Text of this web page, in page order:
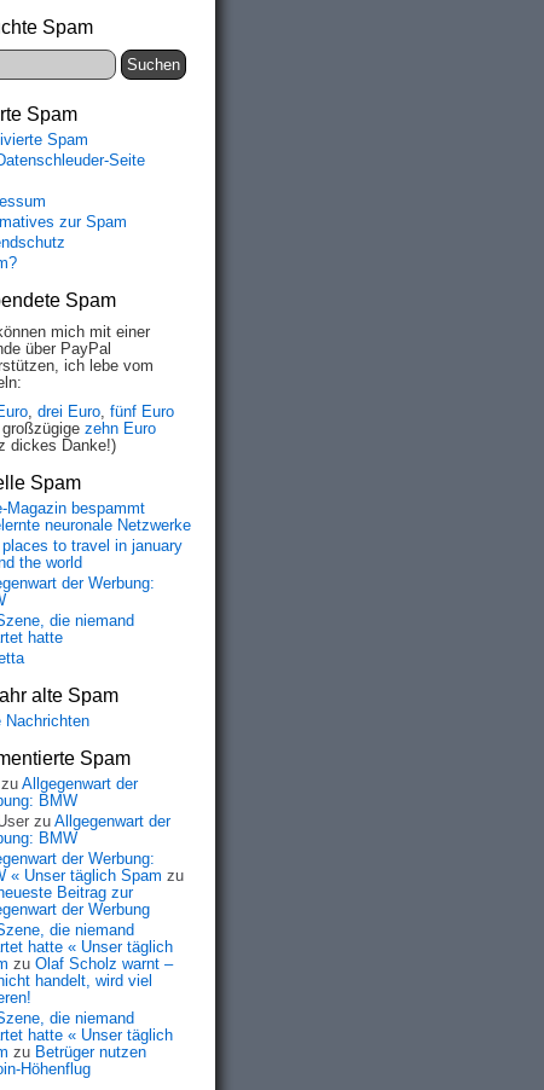
Spam
Spam
Spam
Seite
zur Spam
Spam
mich mit einer
über PayPal
ich lebe vom
, drei Euro, fünf Euro
zehn Euro
dickes Danke!)
Spam
Magazin bespammt
neuronale Netzwerke
places to travel in january
the world
der Werbung:
die niemand
hatte
alte Spam
Nachrichten
Spam
zu Allgegenwart der
BMW
zu Allgegenwart der
BMW
der Werbung:
« Unser täglich Spam zu
Beitrag zur
der Werbung
die niemand
hatte « Unser täglich
zu Olaf Scholz warnt –
handelt, wird viel
die niemand
hatte « Unser täglich
zu Betrüger nutzen
Höhenflug